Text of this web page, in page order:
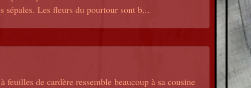
sépales. Les fleurs du pourtour sont b...
de cardère ressemble beaucoup à sa cousine